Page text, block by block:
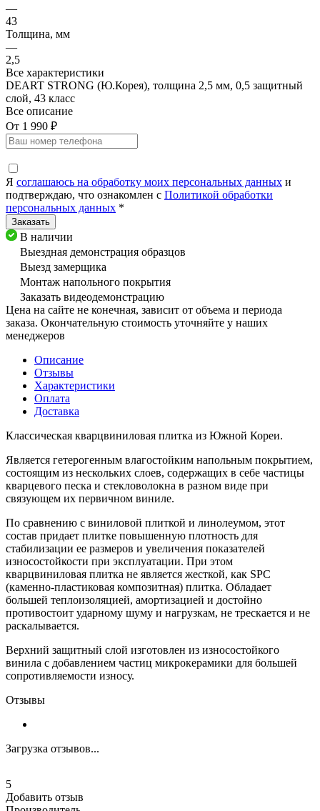
—
43
Толщина, мм
—
2,5
Все характеристики
DEART STRONG (Ю.Корея), толщина 2,5 мм, 0,5 защитный
слой, 43 класс
Все описание
От 1 990 ₽
Я соглашаюсь на обработку моих персональных данных и
подтверждаю, что ознакомлен с Политикой обработки
персональных данных *
В наличии
Выездная демонстрация образцов
Выезд замерщика
Монтаж напольного покрытия
Заказать видеодемонстрацию
Цена на сайте не конечная, зависит от объема и периода
заказа. Окончательную стоимость уточняйте у наших
менеджеров
Описание
Отзывы
Характеристики
Оплата
Доставка
Классическая кварцвиниловая плитка из Южной Кореи.
Является гетерогенным влагостойким напольным покрытием,
состоящим из нескольких слоев, содержащих в себе частицы
кварцевого песка и стекловолокна в разном виде при
связующем их первичном виниле.
По сравнению с виниловой плиткой и линолеумом, этот
состав придает плитке повышенную плотность для
стабилизации ее размеров и увеличения показателей
износостойкости при эксплуатации. При этом
кварцвиниловая плитка не является жесткой, как SPC
(каменно-пластиковая композитная) плитка. Обладает
большей теплоизоляцией, амортизацией и достойно
противостоит ударному шуму и нагрузкам, не трескается и не
раскалывается.
Верхний защитный слой изготовлен из износостойкого
винила с добавлением частиц микрокерамики для большей
сопротивляемости износу.
Отзывы
Загрузка отзывов...
5
Добавить отзыв